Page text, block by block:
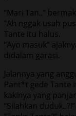
“Mari Tan..”
“Ah nggak usah
Tante itu halus.
“Ayo masuk”
didalam garasi.
Jalannya yang
Pant*t gede Tante
kakinya yang
“Silahkan